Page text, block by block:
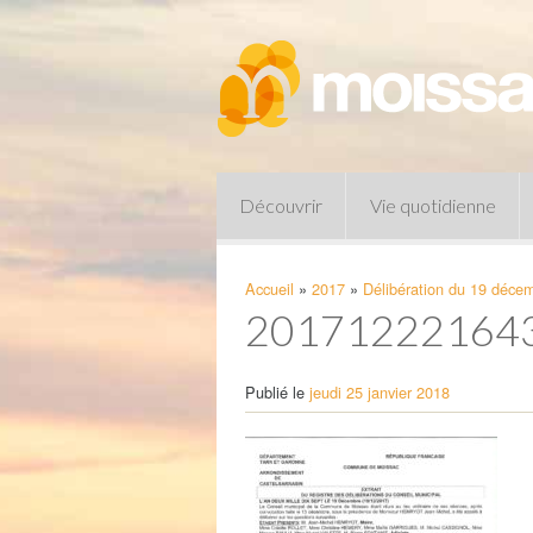
Découvrir Vie quotidienne
Pharmacies de garde
Accueil » 2017 » Délibération du 19
Publié le jeudi 25 janvier 2018